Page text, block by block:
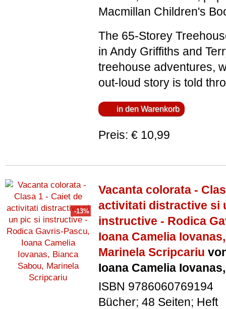
Macmillan Children's
The 65-Storey
in Andy Griffiths and
treehouse adventures,
out-loud story is told
Preis: € 10,99
Vacanta colorata -
activitati distractive si
instructive - Rodica
Ioana Camelia
Marinela Scripcariu
Ioana Camelia
ISBN 9786060769194
Bücher; 48 Seiten; Heft